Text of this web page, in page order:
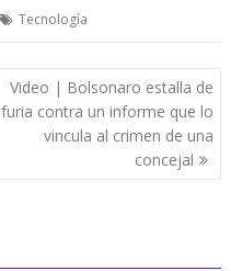
Tecnología
Video | Bolsonaro estalla de
furia contra un informe que lo
vincula al crimen de una
concejal